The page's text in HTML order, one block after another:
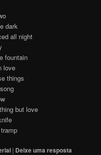
dark
all night
fountain
love
things
but love
| Deixe uma resposta